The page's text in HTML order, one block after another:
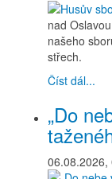
nad
našeho
střech.
Číst dál...
„Do
06.08.2026,